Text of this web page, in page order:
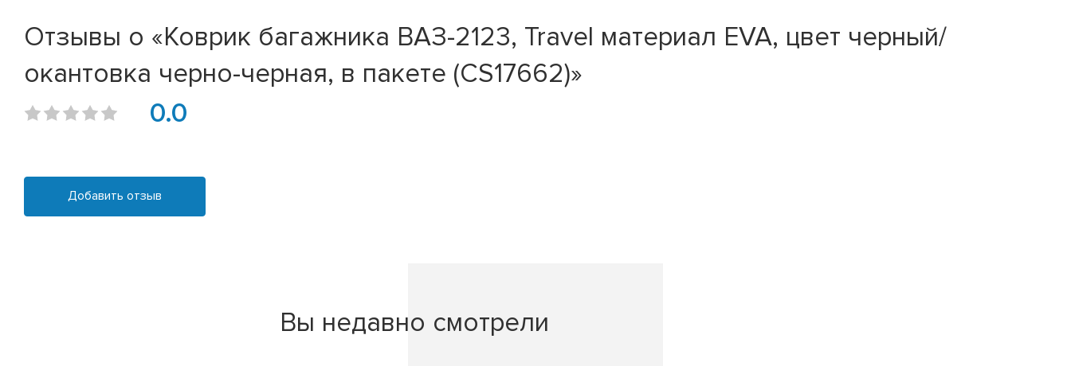
Отзывы о «Коврик багажника ВАЗ-2123, Travel материал EVA, цвет черный/
окантовка черно-черная, в пакете (CS17662)»
0.0
Добавить отзыв
Вы недавно смотрели